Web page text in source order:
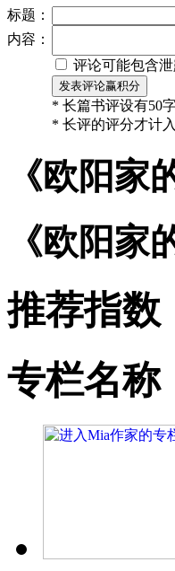
标题：
内容：
评论可能包含
* 长篇书评设有50
* 长评的评分才计
《欧阳
《欧阳
推荐指数
专栏名称